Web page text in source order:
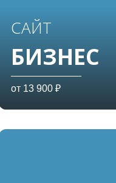
САЙТ
БИЗНЕС
от 13 900 ₽